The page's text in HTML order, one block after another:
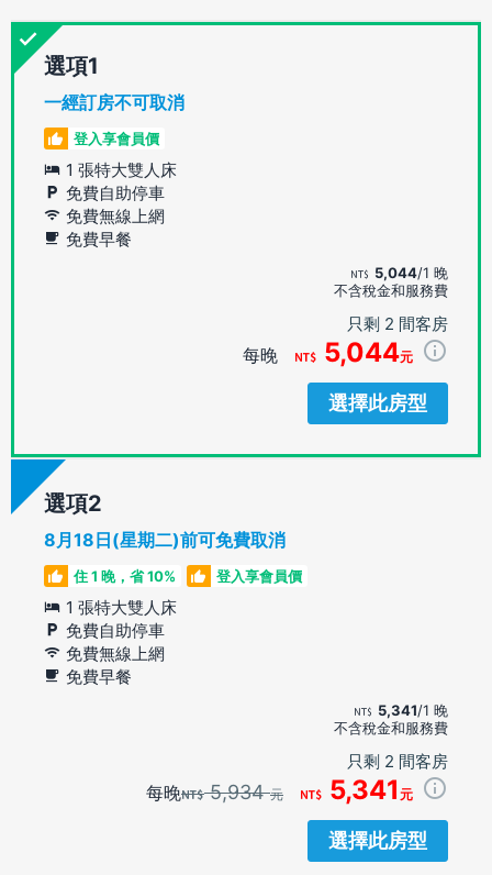
選項
一經訂房不可取消
登入享會員價
1 張特大雙人床
免費自助停車
免費無線上網
免費早餐
5,044/1 晚
不含稅金和服務費
只剩 2 間客房
每晚 5,044元
選擇此房型
選項
8月18日(星期二)前可免費取消
住 1 晚，省 10% 登入享會員價
1 張特大雙人床
免費自助停車
免費無線上網
免費早餐
5,341/1 晚
不含稅金和服務費
只剩 2 間客房
每晚 5,934元 5,341 元
選擇此房型